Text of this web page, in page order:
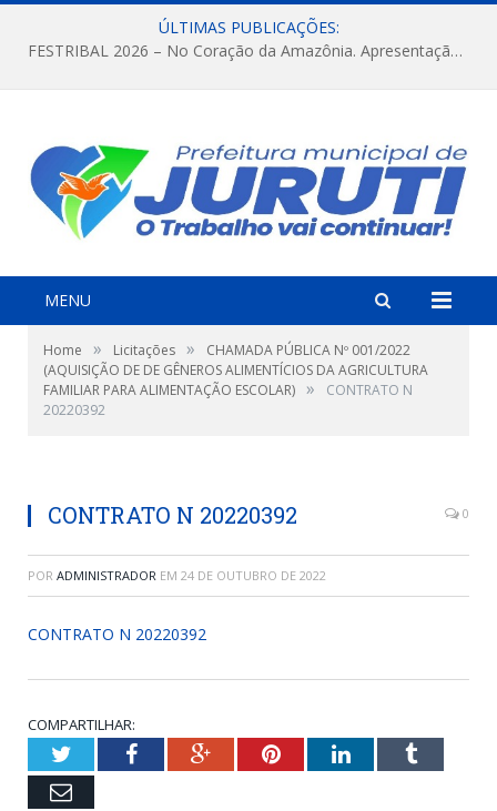
ÚLTIMAS PUBLICAÇÕES:
FESTRIBAL 2026 – No Coração da Amazônia. Apresentação da Munduruku.
MENU
Home » Licitações »
CHAMADA PÚBLICA Nº 001/2022
(AQUISIÇÃO DE DE GÊNEROS ALIMENTÍCIOS DA AGRICULTURA
FAMILIAR PARA ALIMENTAÇÃO ESCOLAR) »
CONTRATO N
20220392
CONTRATO N 20220392 0
POR ADMINISTRADOR EM 24 DE OUTUBRO DE 2022
CONTRATO N 20220392
COMPARTILHAR:
TwitterFacebookGoogle+PinterestLinkedInTumblr
Email